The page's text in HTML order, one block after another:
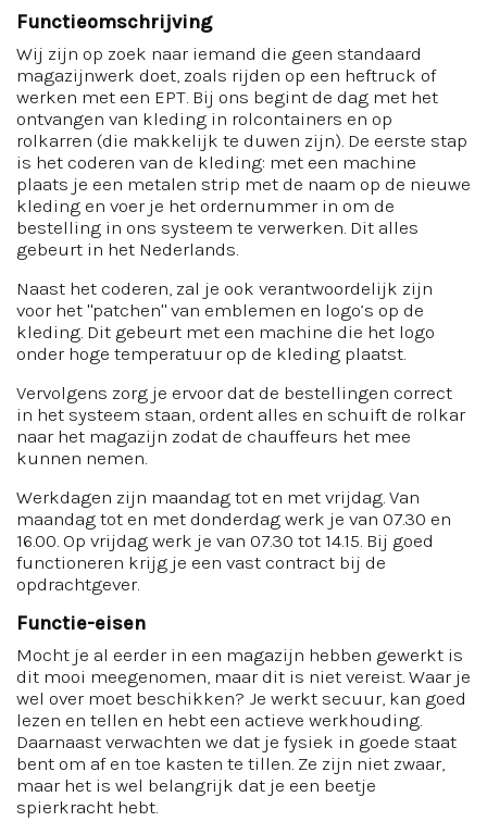
Functieomschrijving
Wij zijn op zoek naar iemand die geen standaard
magazijnwerk doet, zoals rijden op een heftruck of
werken met een EPT. Bij ons begint de dag met het
ontvangen van kleding in rolcontainers en op
rolkarren (die makkelijk te duwen zijn). De eerste stap
is het coderen van de kleding: met een machine
plaats je een metalen strip met de naam op de nieuwe
kleding en voer je het ordernummer in om de
bestelling in ons systeem te verwerken. Dit alles
gebeurt in het Nederlands.
Naast het coderen, zal je ook verantwoordelijk zijn
voor het "patchen" van emblemen en logo’s op de
kleding. Dit gebeurt met een machine die het logo
onder hoge temperatuur op de kleding plaatst.
Vervolgens zorg je ervoor dat de bestellingen correct
in het systeem staan, ordent alles en schuift de rolkar
naar het magazijn zodat de chauffeurs het mee
kunnen nemen.
Werkdagen zijn maandag tot en met vrijdag. Van
maandag tot en met donderdag werk je van 07.30 en
16.00. Op vrijdag werk je van 07.30 tot 14.15. Bij goed
functioneren krijg je een vast contract bij de
opdrachtgever.
Functie-eisen
Mocht je al eerder in een magazijn hebben gewerkt is
dit mooi meegenomen, maar dit is niet vereist. Waar je
wel over moet beschikken? Je werkt secuur, kan goed
lezen en tellen en hebt een actieve werkhouding.
Daarnaast verwachten we dat je fysiek in goede staat
bent om af en toe kasten te tillen. Ze zijn niet zwaar,
maar het is wel belangrijk dat je een beetje
spierkracht hebt.